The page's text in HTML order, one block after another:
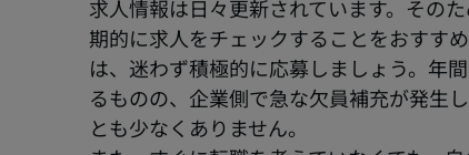
求人情報は日々更新されています。その
期的に求人をチェックすることをおすす
は、迷わず積極的に応募しましょう。年
るものの、企業側で急な欠員補充が発生
とも少なくありません。